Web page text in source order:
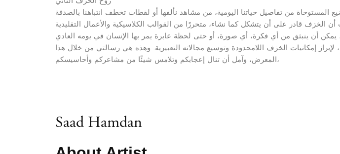
لإبراز إمكانيات الخزف اللامحدودة وتوسيع مجالاته التعبيرية. وهذه هي رسالتي من خلال هذا
المعرض، وآمل أن تنال إعجابكم وتلامس شيئًا من مشاعركم وأحاسيسكم،
Saad Hamdan